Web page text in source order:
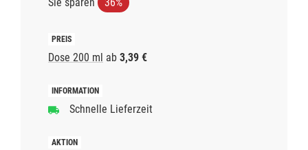
Dose 200 ml ab 3,39 €
Schnelle Lieferzeit